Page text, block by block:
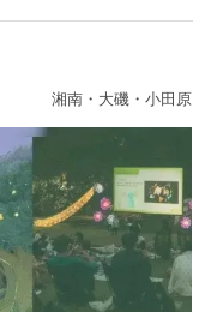
湘南・大磯・小田原